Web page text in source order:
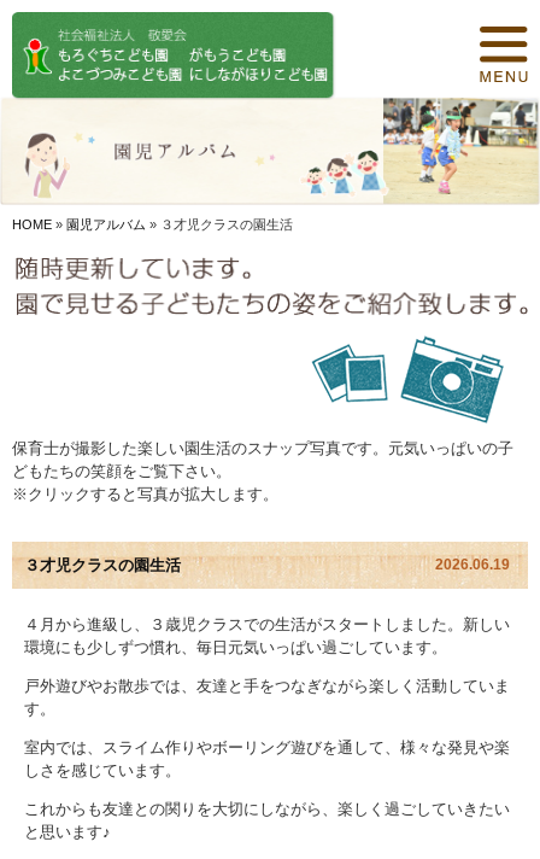
HOME » 園児アルバム » ３才児クラスの園生活
保育士が撮影した楽しい園生活のスナップ写真です。元気いっぱいの子
どもたちの笑顔をご覧下さい。
※クリックすると写真が拡大します。
３才児クラスの園生活 2026.06.19
４月から進級し、３歳児クラスでの生活がスタートしました。新しい
環境にも少しずつ慣れ、毎日元気いっぱい過ごしています。
戸外遊びやお散歩では、友達と手をつなぎながら楽しく活動していま
す。
室内では、スライム作りやボーリング遊びを通して、様々な発見や楽
しさを感じています。
これからも友達との関りを大切にしながら、楽しく過ごしていきたい
と思います♪
保育について
食事について
オリジナル保育
年間行事
お知らせ
園児アルバム
入園のご案内
プライバシーポリシー